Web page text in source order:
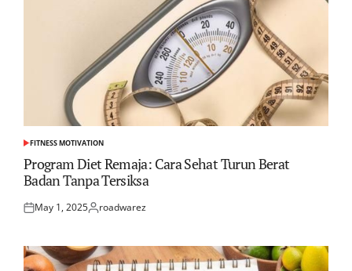
POSTED
IN
FITNESS MOTIVATION
Program Diet Remaja: Cara Sehat Turun Berat
Badan Tanpa Tersiksa
Posted
May 1, 2025Posted
roadwarez